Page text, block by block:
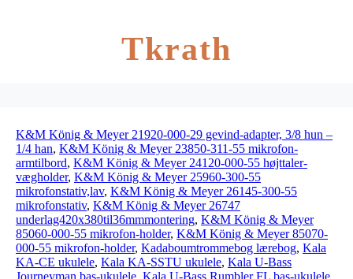
Tkrath
K&M König & Meyer 21920-000-29 gevind-adapter, 3/8 hun –
1/4 han, K&M König & Meyer 23850-311-55 mikrofon-
armtilbord, K&M König & Meyer 24120-000-55 højttaler-
vægholder, K&M König & Meyer 25960-300-55
mikrofonstativ,lav, K&M König & Meyer 26145-300-55
mikrofonstativ, K&M König & Meyer 26747
underlag420x380til36mmmontering, K&M König & Meyer
85060-000-55 mikrofon-holder, K&M König & Meyer 85070-
000-55 mikrofon-holder, Kadaboumtrommebog lærebog, Kala
KA-CE ukulele, Kala KA-SSTU ukulele, Kala U-Bass
Journeyman bas-ukulele, Kala U-Bass Rumbler FL bas-ukulele,